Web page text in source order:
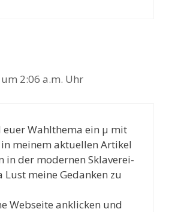
2:06 a.m. Uhr
euer Wahlthema ein µ mit
meinem aktuellen Artikel
in der modernen Sklaverei-
meine Gedanken zu
Webseite anklicken und